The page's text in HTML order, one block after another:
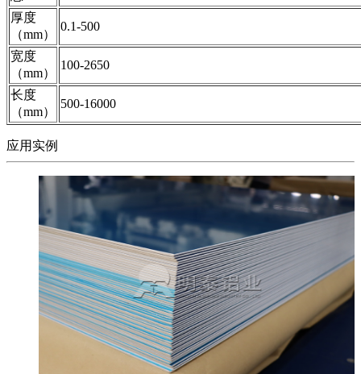
厚度
（mm）
0.1-500
宽度
（mm）
100-2650
长度
（mm）
500-16000
应用实例